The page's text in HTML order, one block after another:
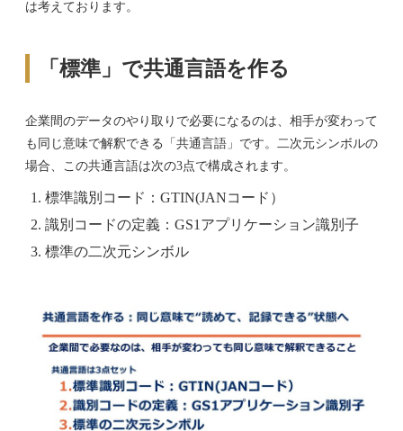
は考えております。
「標準」で共通言語を作る
企業間のデータのやり取りで必要になるのは、相手が変わって
も同じ意味で解釈できる「共通言語」です。二次元シンボルの
場合、この共通言語は次の3点で構成されます。
標準識別コード：GTIN(JANコード）
識別コードの定義：GS1アプリケーション識別子
標準の二次元シンボル